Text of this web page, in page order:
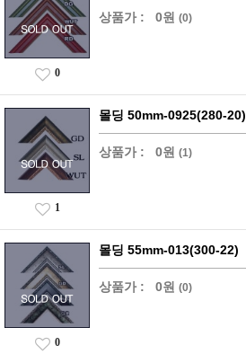
상품가 : 0원 (0)
0
몰딩 50mm-0925(280-20)
상품가 : 0원 (1)
1
몰딩 55mm-013(300-22)
상품가 : 0원 (0)
0